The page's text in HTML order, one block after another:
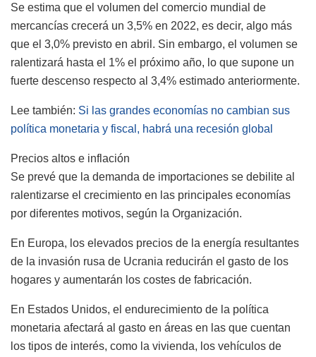
Se estima que el volumen del comercio mundial de
mercancías crecerá un 3,5% en 2022, es decir, algo más
que el 3,0% previsto en abril. Sin embargo, el volumen se
ralentizará hasta el 1% el próximo año, lo que supone un
fuerte descenso respecto al 3,4% estimado anteriormente.
Lee también: Si las grandes economías no cambian sus
política monetaria y fiscal, habrá una recesión global
Precios altos e inflación
Se prevé que la demanda de importaciones se debilite al
ralentizarse el crecimiento en las principales economías
por diferentes motivos, según la Organización.
En Europa, los elevados precios de la energía resultantes
de la invasión rusa de Ucrania reducirán el gasto de los
hogares y aumentarán los costes de fabricación.
En Estados Unidos, el endurecimiento de la política
monetaria afectará al gasto en áreas en las que cuentan
los tipos de interés, como la vivienda, los vehículos de